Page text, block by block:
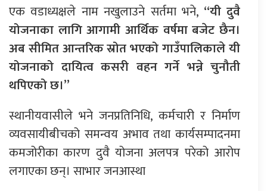
एक वडाध्यक्षले नाम नखुलाउने सर्तमा भने, “यी दुवै
योजनाका लागि आगामी आर्थिक वर्षमा बजेट छैन।
अब सीमित आन्तरिक स्रोत भएको गाउँपालिकाले यी
योजनाको दायित्व कसरी वहन गर्ने भन्ने चुनौती
थपिएको छ।”
स्थानीयवासीले भने जनप्रतिनिधि, कर्मचारी र निर्माण
व्यवसायीबीचको समन्वय अभाव तथा कार्यसम्पादनमा
कमजोरीका कारण दुवै योजना अलपत्र परेको आरोप
लगाएका छन्। साभार जनआस्था